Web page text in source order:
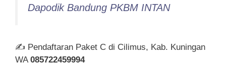
Dapodik Bandung PKBM INTAN
✍ Pendaftaran Paket C di Cilimus, Kab. Kuningan
WA 085722459994